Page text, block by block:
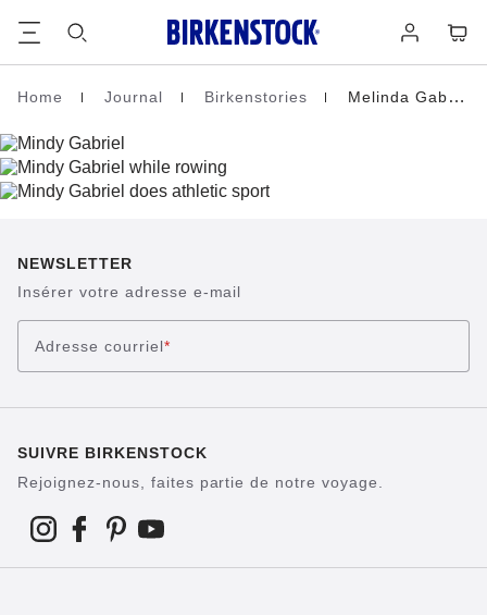
connecter
Page d’accueil
Home Journal Birkenstories Melinda Gabriel
NEWSLETTER
Insérer votre adresse e-mail
Adresse courriel*
SUIVRE BIRKENSTOCK
Rejoignez-nous, faites partie de notre voyage.